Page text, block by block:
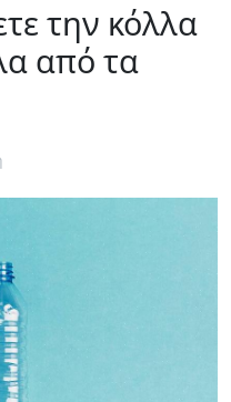
την κόλλα
από τα